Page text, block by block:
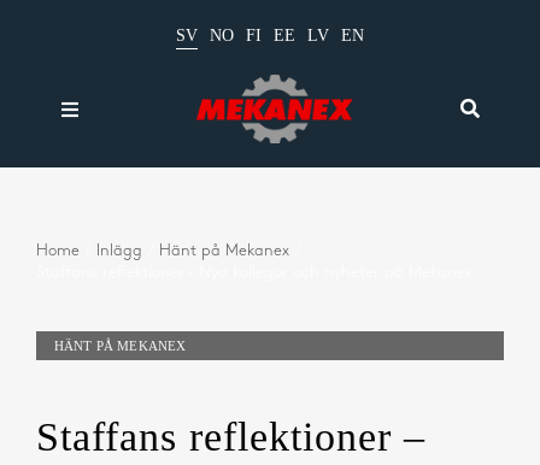
SV NO FI EE LV EN
Toggle
Kataloger
Nyheter
Kontakt
Toggle
Home Inlägg
Hänt på Mekanex
HÄNT PÅ MEKANEX
Staffans reflektioner –